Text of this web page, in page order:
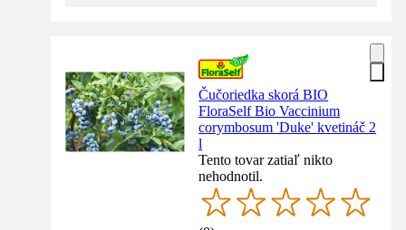
Čučoriedka skorá BIO
FloraSelf Bio Vaccinium
corymbosum 'Duke' kvetináč 2
l
Tento tovar zatiaľ nikto
nehodnotil.